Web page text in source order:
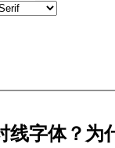
线字体？为